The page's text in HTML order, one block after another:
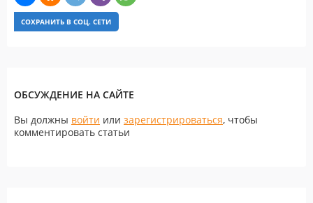
СОХРАНИТЬ В СОЦ. СЕТИ
ОБСУЖДЕНИЕ НА САЙТЕ
Вы должны войти или зарегистрироваться, чтобы
комментировать статьи